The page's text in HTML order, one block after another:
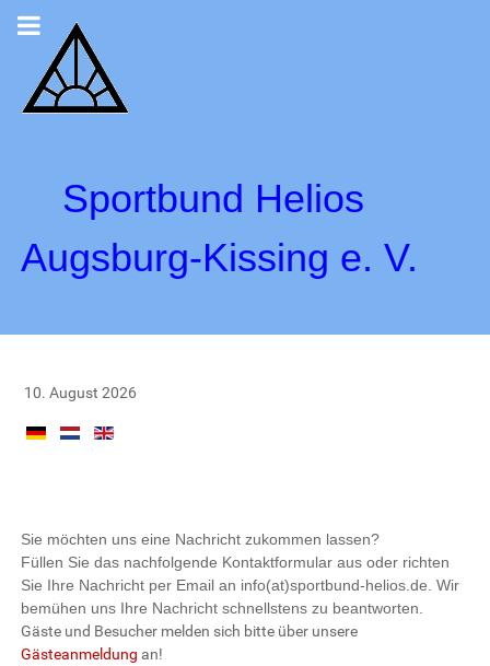
Sportbund Helios
Augsburg-Kissing e. V.
10. August 2026
Sie möchten uns eine Nachricht zukommen lassen?
Füllen Sie das nachfolgende Kontaktformular aus oder richten
Sie Ihre Nachricht per Email an info(at)sportbund-helios.de. Wir
bemühen uns Ihre Nachricht schnellstens zu beantworten.
Gäste und Besucher melden sich bitte über unsere
Gästeanmeldung an!